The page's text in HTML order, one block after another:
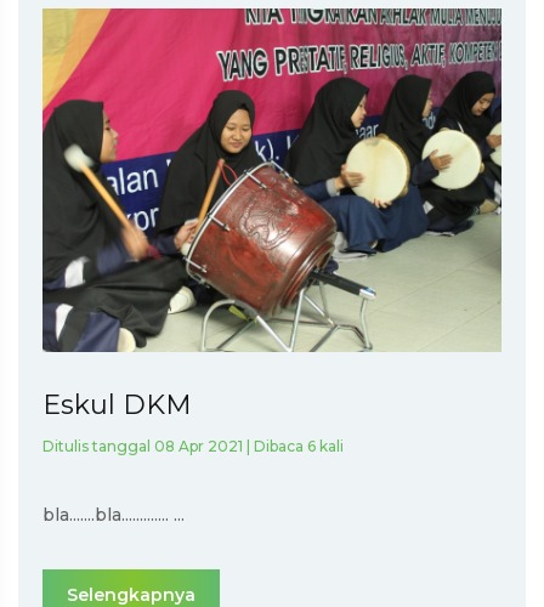
Eskul DKM
Ditulis tanggal 08 Apr 2021 | Dibaca 6 kali
bla.......bla............. ...
Selengkapnya